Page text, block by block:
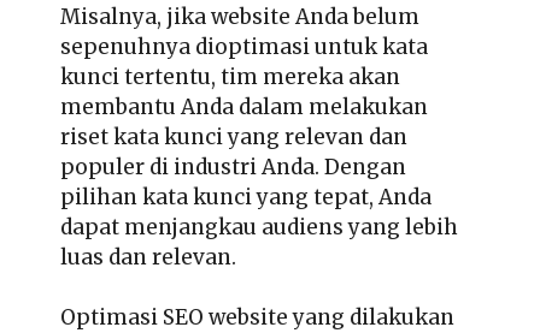
Misalnya, jika website Anda belum
sepenuhnya dioptimasi untuk kata
kunci tertentu, tim mereka akan
membantu Anda dalam melakukan
riset kata kunci yang relevan dan
populer di industri Anda. Dengan
pilihan kata kunci yang tepat, Anda
dapat menjangkau audiens yang lebih
luas dan relevan.
Optimasi SEO website yang dilakukan